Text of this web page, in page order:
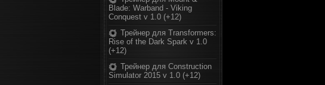
Blade: Warband - Viking
Conquest v 1.0 (+12)
Трейнер для Transformers:
Rise of the Dark Spark v 1.0
(+12)
Трейнер для Construction
Simulator 2015 v 1.0 (+12)